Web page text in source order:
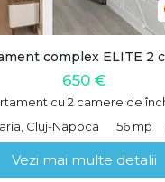
complex ELITE 2
650 €
cu 2 camere de
Cluj-Napoca
56 mp
Vezi mai multe detalii